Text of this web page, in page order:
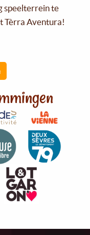
speelterrein te
Tèrra Aventura!